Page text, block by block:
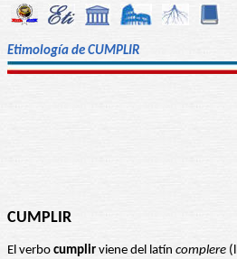
Etimología de CUMPLIR
CUMPLIR
El verbo cumplir viene del latín complere